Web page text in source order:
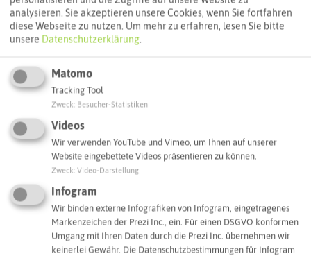
Erholungszentrum Königsmoor
OER-ERKENSCHWICK
analysieren. Sie akzeptieren unsere Cookies, wenn Sie fortfahren
diese Webseite zu nutzen. Um mehr zu erfahren, lesen Sie bitte
unsere Datenschutzerklärung.
Matomo
Tracking Tool
Zweck Besucher-Statistiken
Videos
Wir verwenden YouTube und Vimeo, um Ihnen auf unserer
Website eingebettete Videos präsentieren zu können.
Zweck Video-Darstellung
Infogram
Wir binden externe Infografiken von Infogram, eingetragenes
Markenzeichen der Prezi Inc., ein. Für einen DSGVO konformen
Umgang mit Ihren Daten durch die Prezi Inc. übernehmen wir
keinerlei Gewähr. Die Datenschutzbestimmungen für Infogram